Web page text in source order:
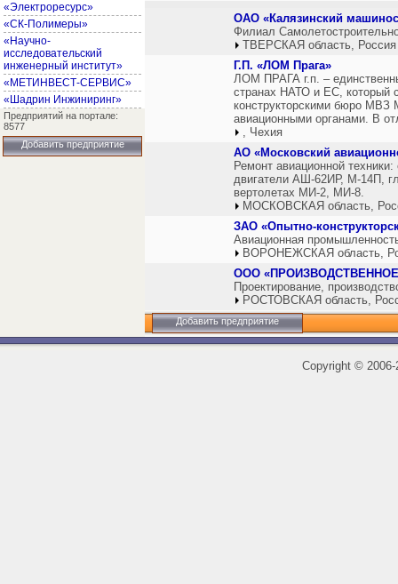
«Электроресурс»
«СК-Полимеры»
«Научно-
исследовательский
инженерный институт»
«МЕТИНВЕСТ-СЕРВИС»
«Шадрин Инжиниринг»
Предприятий на портале:
8577
Добавить предприятие
ОАО «Калязинский
Филиал
ТВЕРСКАЯ область, Россия
Г.П. «ЛОМ Прага»
ЛОМ ПРАГА г.п. –
странах НАТО и ЕС, который
конструкторскими бюро
авиационными органами. В
, Чехия
АО «Московский
Ремонт авиационной
двигатели АШ-62ИР, М-14П,
вертолетах МИ-2, МИ-8.
МОСКОВСКАЯ область,
ЗАО «Опытно-
Авиационная
ВОРОНЕЖСКАЯ область,
ООО
Проектирование,
РОСТОВСКАЯ область,
Добавить предприятие
Copyright ©